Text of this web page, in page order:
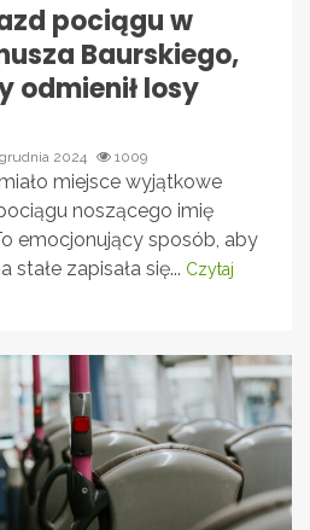
pociągu w
Baurskiego,
odmienił losy
2024 1009
miejsce wyjątkowe
noszącego imię
emocjonujący sposób, aby
zapisała się... Czytaj